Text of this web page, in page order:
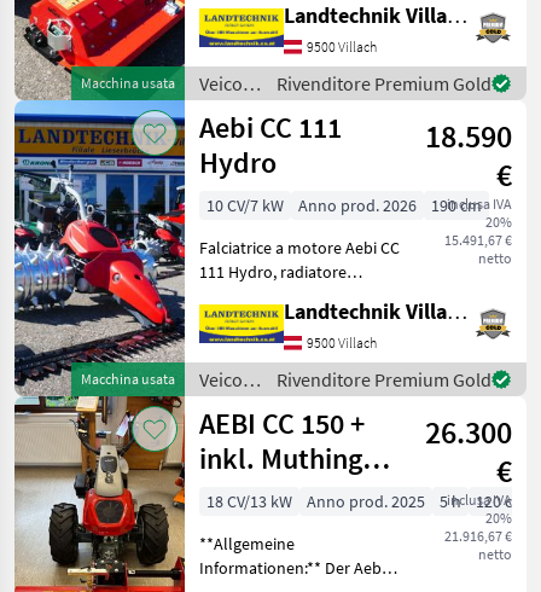
Macchina usata
trasmissione idraulica a 3
velocità, radiatore dell’olio,
regolazione laterale del
man
Landtechnik Villach GmbH
9500 Villach
Veicoli
agricoli
a
motore
/ Aebi
Rivenditore Premium Gold
Macchina usata
Aebi CC 111
Hydro
18.590
€
inclusa IVA
20%
15.491,67 €
netto
10 CV/7 kW Anno prod. 2026
190 cm
Falciatrice a motore Aebi CC
111 Hydro, radiatore
tempi da 10 PS, ruote
dentate a 4 file, barra
portadenti da 1, 90 m con 2
suole di zavorra
Landtechnik Villach GmbH
9500 Villach
Veicoli
agricoli
a
motore
/ Aebi
Rivenditore Premium Gold
AEBI CC 150 +
inkl. Muthing
Mulcher
26.300
€
inclusa IVA
20%
21.916,67 €
netto
18 CV/13 kW Anno prod. 2025 5 h
120 cm
**Allgemeine
Informationen:** Der Aebi